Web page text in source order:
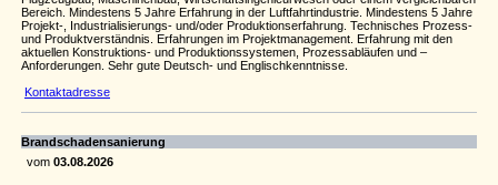
Bereich. Mindestens 5 Jahre Erfahrung in der Luftfahrtindustrie. Mindestens 5 Jahre
Projekt-, Industrialisierungs- und/oder Produktionserfahrung. Technisches Prozess-
und Produktverständnis. Erfahrungen im Projektmanagement. Erfahrung mit den
aktuellen Konstruktions- und Produktionssystemen, Prozessabläufen und –
Anforderungen. Sehr gute Deutsch- und Englischkenntnisse.
Kontaktadresse
Brandschadensanierung
vom 03.08.2026